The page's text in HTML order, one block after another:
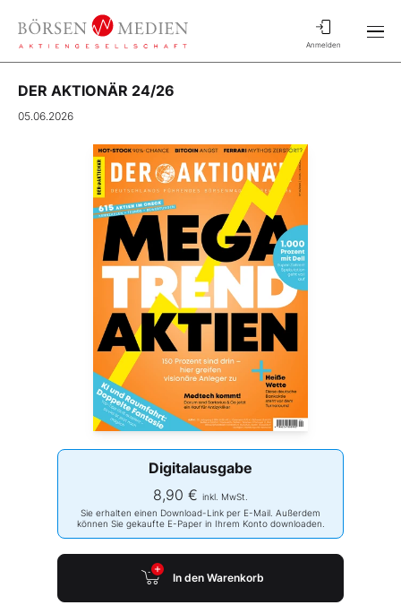
Anmelden
DER AKTIONÄR 24/26
05.06.2026
Digitalausgabe
8,90 € inkl. MwSt.
Sie erhalten einen Download-Link per E-Mail. Außerdem
können Sie gekaufte E-Paper in Ihrem Konto downloaden.
In den Warenkorb